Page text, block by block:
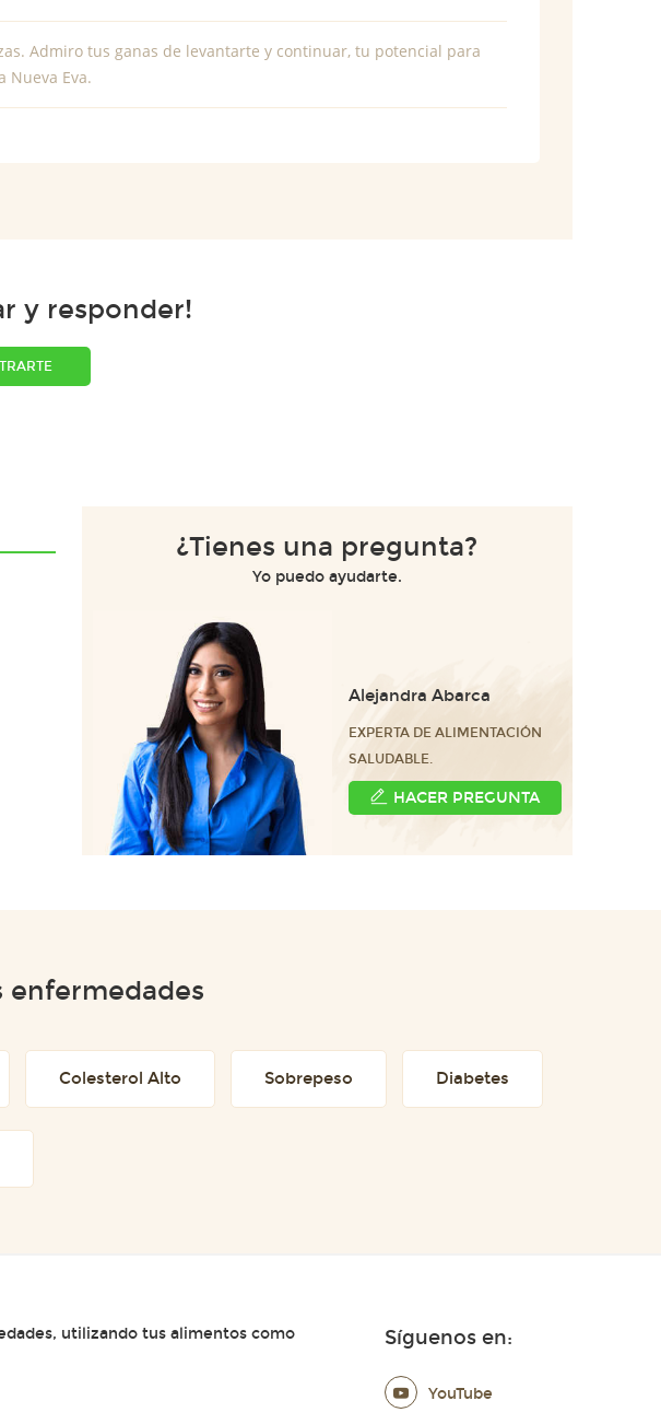
Admiro tus ganas de levantarte y continuar, tu potencial para
Nueva Eva.
y responder!
¿Tienes una pregunta?
Yo puedo ayudarte.
Alejandra Abarca
EXPERTA DE ALIMENTACIÓN
SALUDABLE.
HACER PREGUNTA
Colesterol Alto Sobrepeso Diabetes
utilizando tus alimentos como
Síguenos en:
YouTube